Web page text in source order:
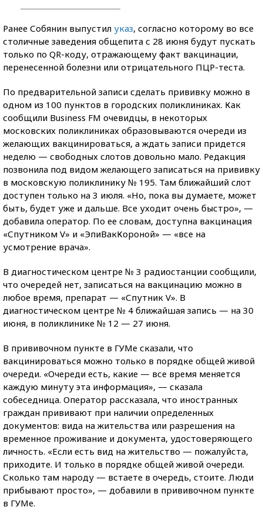
Ранее Собянин выпустил указ, согласно которому во все
столичные заведения общепита с 28 июня будут пускать
только по QR-коду, отражающему факт вакцинации,
перенесенной болезни или отрицательного ПЦР-теста.
По предварительной записи сделать прививку можно в
одном из 100 пунктов в городских поликлиниках. Как
сообщили Business FM очевидцы, в некоторых
московских поликлиниках образовываются очереди из
желающих вакцинироваться, а ждать записи придется
неделю — свободных слотов довольно мало. Редакция
позвонила под видом желающего записаться на прививку
в московскую поликлинику № 195. Там ближайший слот
доступен только на 3 июля. «Но, пока вы думаете, может
быть, будет уже и дальше. Все уходит очень быстро», —
добавила оператор. По ее словам, доступна вакцинация
«Спутником V» и «ЭпиВакКороной» — «все на
усмотрение врача».
В диагностическом центре № 3 радиостанции сообщили,
что очередей нет, записаться на вакцинацию можно в
любое время, препарат — «Спутник V». В
диагностическом центре № 4 ближайшая запись — на 30
июня, в поликлинике № 12 — 27 июня.
В прививочном пункте в ГУМе сказали, что
вакцинироваться можно только в порядке общей живой
очереди. «Очереди есть, какие — все время меняется
каждую минуту эта информация», — сказала
собеседница. Оператор рассказала, что иностранных
граждан прививают при наличии определенных
документов: вида на жительства или разрешения на
временное проживание и документа, удостоверяющего
личность. «Если есть вид на жительство — пожалуйста,
приходите. И только в порядке общей живой очереди.
Сколько там народу — встаете в очередь, стоите. Люди
прибывают просто», — добавили в прививочном пункте
в ГУМе.